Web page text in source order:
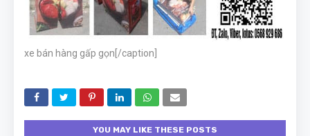
xe bán hàng gấp gọn[/caption]
YOU MAY LIKE THESE POSTS